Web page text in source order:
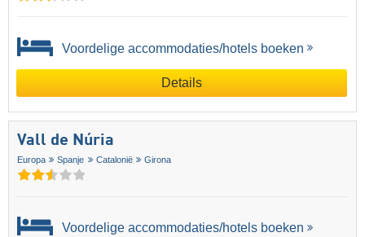
Voordelige accommodaties/hotels boeken
Details
Vall de Núria
Europa Spanje Catalonië Girona
Voordelige accommodaties/hotels boeken